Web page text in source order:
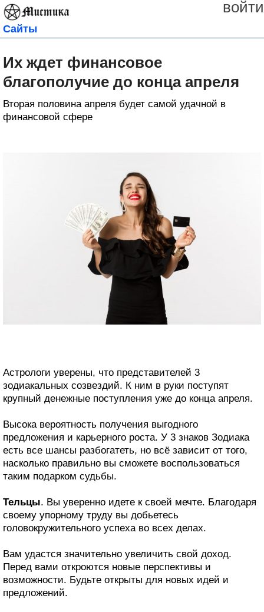
войти
Сайты
Их ждет финансовое
благополучие до конца апреля
Вторая половина апреля будет самой удачной в
финансовой сфере
Астрологи уверены, что представителей 3
зодиакальных созвездий. К ним в руки поступят
крупный денежные поступления уже до конца апреля.
Высока вероятность получения выгодного
предложения и карьерного роста. У 3 знаков Зодиака
есть все шансы разбогатеть, но всё зависит от того,
насколько правильно вы сможете воспользоваться
таким подарком судьбы.
Тельцы. Вы уверенно идете к своей мечте. Благодаря
своему упорному труду вы добьетесь
головокружительного успеха во всех делах.
Вам удастся значительно увеличить свой доход.
Перед вами откроются новые перспективы и
возможности. Будьте открыты для новых идей и
предложений.